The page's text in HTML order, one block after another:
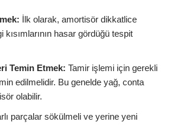
İlk olarak, amortisör dikkatlice
hasar gördüğü tespit
Temin Etmek: Tamir işlemi için gerekli
edilmelidir. Bu genelde yağ, conta
olabilir.
parçalar sökülmeli ve yerine yeni